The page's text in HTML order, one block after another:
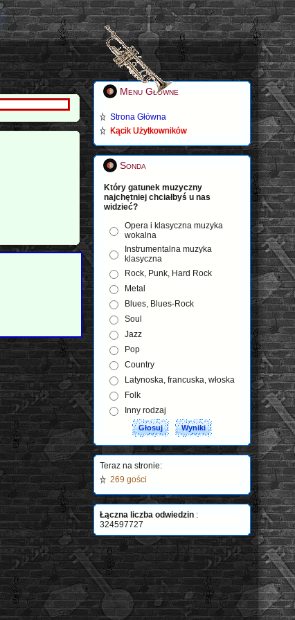
Menu Główne
Strona Główna
Kącik Użytkowników
Sonda
Który gatunek muzyczny
najchętniej chciałbyś u nas
widzieć?
Opera i klasyczna muzyka
wokalna
Instrumentalna muzyka
klasyczna
Rock, Punk, Hard Rock
Metal
Blues, Blues-Rock
Soul
Jazz
Pop
Country
Latynoska, francuska, włoska
Folk
Inny rodzaj
Teraz na stronie:
269 gości
Łączna liczba odwiedzin :
324597727